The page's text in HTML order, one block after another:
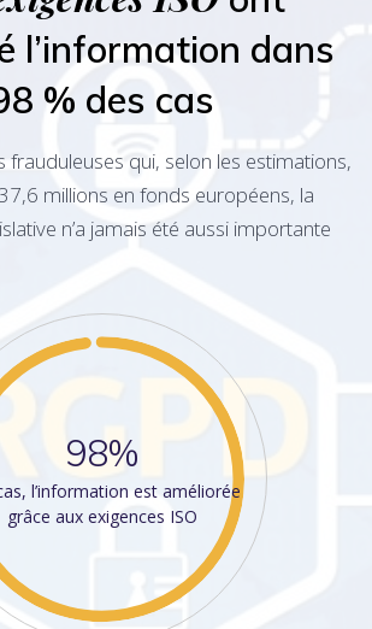
l’information dans
% des cas
frauduleuses qui, selon les estimations,
millions en fonds européens, la
n’a jamais été aussi importante
98%
l’information est améliorée
grâce aux exigences ISO